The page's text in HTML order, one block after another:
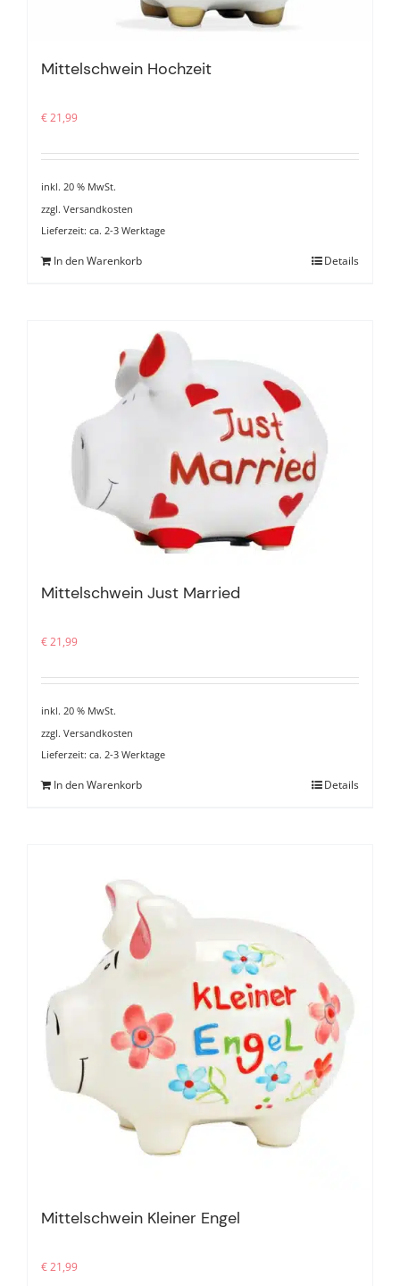
Mittelschwein Hochzeit
€21,99
inkl. 20 % MwSt.
zzgl. Versandkosten
Lieferzeit: ca. 2-3 Werktage
In den Warenkorb Details
Mittelschwein Just Married
€21,99
inkl. 20 % MwSt.
zzgl. Versandkosten
Lieferzeit: ca. 2-3 Werktage
In den Warenkorb Details
Mittelschwein Kleiner Engel
€21,99